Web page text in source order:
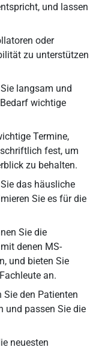
und lassen
oder
zu unterstützen
langsam und
wichtige
Termine,
fest, um
zu behalten.
das häusliche
Sie es für die
Sie die
denen MS-
und bieten Sie
an.
Sie den Patienten
und passen Sie die
neuesten